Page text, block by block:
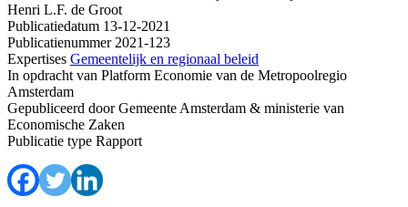
Henri L.F. de Groot
Publicatiedatum 13-12-2021
Publicatienummer2021-123
Expertises Gemeentelijk en regionaal beleid
In opdracht van Platform Economie van de Metropoolregio
Amsterdam
Gepubliceerd doorGemeente Amsterdam & ministerie van
Economische Zaken
Publicatie type Rapport